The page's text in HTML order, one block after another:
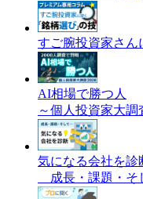
すご腕投資家さん
AI相場で勝つ人
～個人投資家大調
気になる会社を診
成長・課題・そ